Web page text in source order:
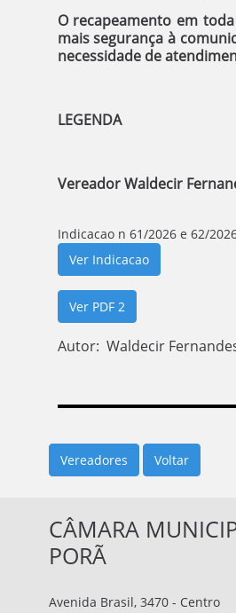
O recapeamento em
mais segurança à
necessidade de
LEGENDA
Vereador Waldecir
Indicacao n 61/2026 e 62/
Ver Indicacao
Ver PDF 2
Autor: Waldecir
Vereadores
CÂMARA
PORÃ
Avenida Brasil, 3470 - Centro